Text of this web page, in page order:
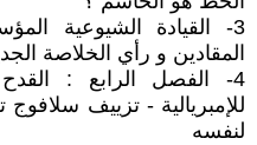
3- القيادة الشيوعية
المقادين و رأي الخلاصة
4- الفصل الرابع :
للإمبريالية - تزييف سلافوج
لنفسه